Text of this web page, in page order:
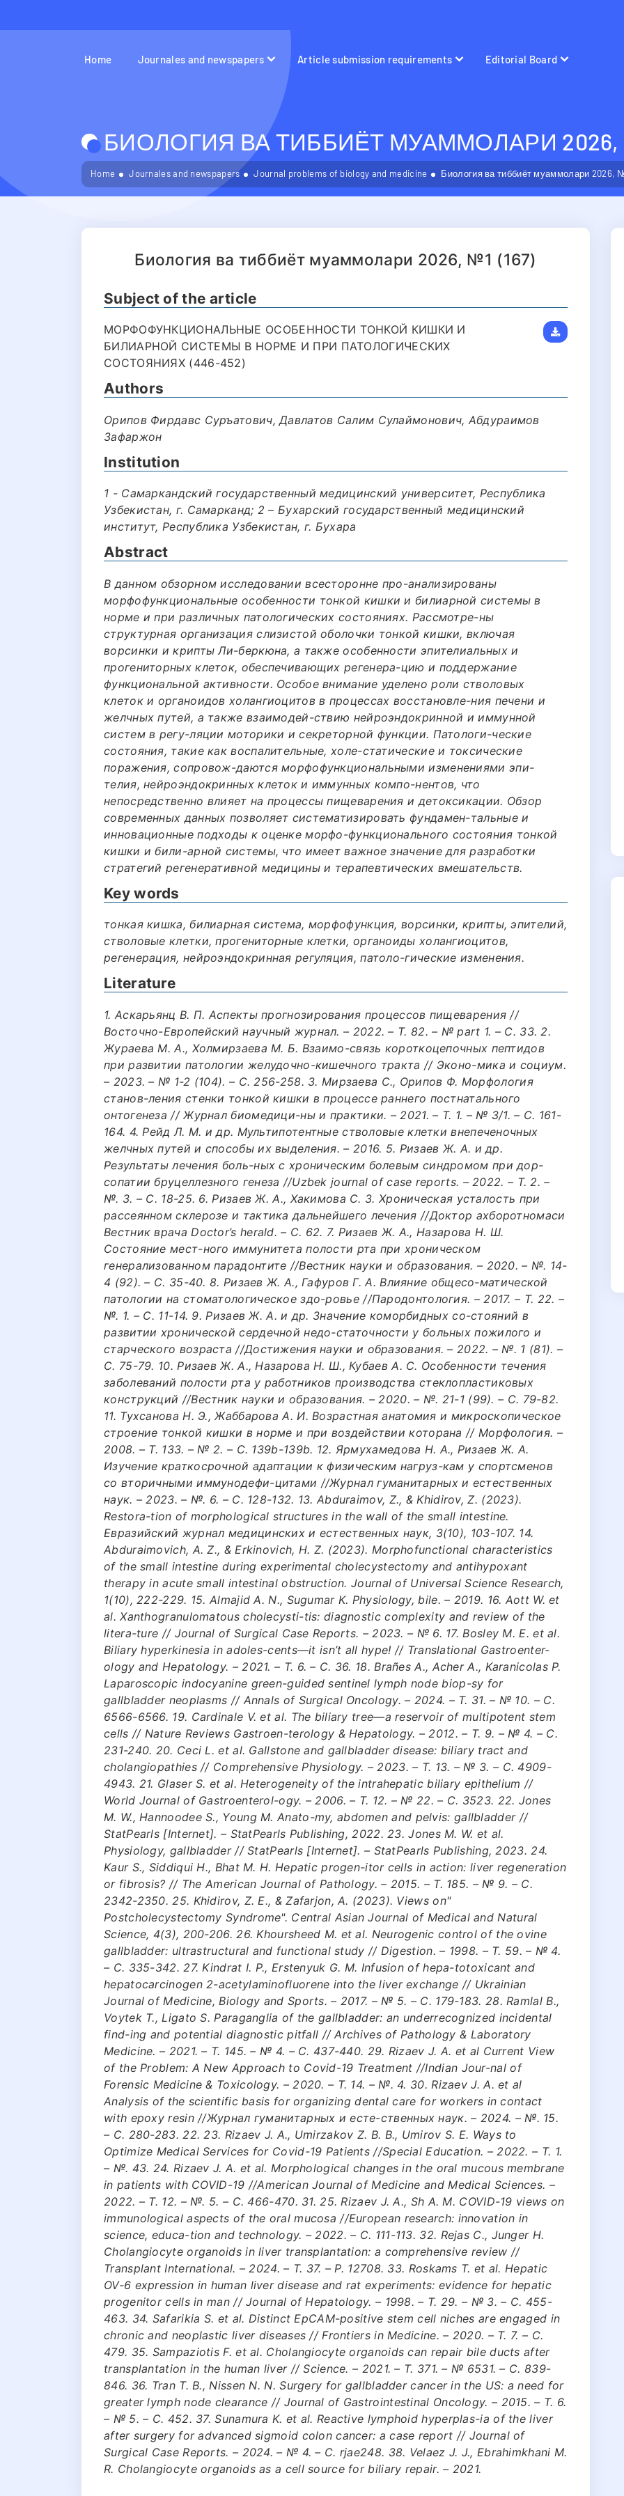
Home Journales and newspapers Article submission requirements Editorial Board
БИОЛОГИЯ ВА ТИББИЁТ МУАММОЛАРИ 2026,
Home Journales and newspapers Journal problems of biology and medicine Биология ва тиббиёт муаммолари 2026,
Биология ва тиббиёт муаммолари 2026, №1 (167)
Subject of the article
МОРФОФУНКЦИОНАЛЬНЫЕ ОСОБЕННОСТИ ТОНКОЙ КИШКИ И
БИЛИАРНОЙ СИСТЕМЫ В НОРМЕ И ПРИ ПАТОЛОГИЧЕСКИХ
СОСТОЯНИЯХ (446-452)
Authors
Орипов Фирдавс Суръатович, Давлатов Салим Сулаймонович, Абдураимов
Зафаржон
Institution
1 - Самаркандский государственный медицинский университет, Республика
Узбекистан, г. Самарканд; 2 – Бухарский государственный медицинский
институт, Республика Узбекистан, г. Бухара
Abstract
В данном обзорном исследовании всесторонне про-анализированы
морфофункциональные особенности тонкой кишки и билиарной системы в
норме и при различных патологических состояниях. Рассмотре-ны
структурная организация слизистой оболочки тонкой кишки, включая
ворсинки и крипты Ли-беркюна, а также особенности эпителиальных и
прогениторных клеток, обеспечивающих регенера-цию и поддержание
функциональной активности. Особое внимание уделено роли стволовых
клеток и органоидов холангиоцитов в процессах восстановле-ния печени и
желчных путей, а также взаимодей-ствию нейроэндокринной и иммунной
систем в регу-ляции моторики и секреторной функции. Патологи-ческие
состояния, такие как воспалительные, холе-статические и токсические
поражения, сопровож-даются морфофункциональными изменениями эпи-
телия, нейроэндокринных клеток и иммунных компо-нентов, что
непосредственно влияет на процессы пищеварения и детоксикации. Обзор
современных данных позволяет систематизировать фундамен-тальные и
инновационные подходы к оценке морфо-функционального состояния тонкой
кишки и били-арной системы, что имеет важное значение для разработки
стратегий регенеративной медицины и терапевтических вмешательств.
Key words
тонкая кишка, билиарная система, морфофункция, ворсинки, крипты, эпителий,
стволовые клетки, прогениторные клетки, органоиды холангиоцитов,
регенерация, нейроэндокринная регуляция, патоло-гические изменения.
Literature
1. Аскарьянц В. П. Аспекты прогнозирования процессов пищеварения //
Восточно-Европейский научный журнал. – 2022. – Т. 82. – № part 1. – С. 33. 2.
Жураева М. А., Холмирзаева М. Б. Взаимо-связь короткоцепочных пептидов
при развитии патологии желудочно-кишечного тракта // Эконо-мика и социум.
– 2023. – № 1-2 (104). – С. 256-258. 3. Мирзаева С., Орипов Ф. Морфология
станов-ления стенки тонкой кишки в процессе раннего постнатального
онтогенеза // Журнал биомедици-ны и практики. – 2021. – Т. 1. – № 3/1. – С. 161-
164. 4. Рейд Л. М. и др. Мультипотентные стволовые клетки внепеченочных
желчных путей и способы их выделения. – 2016. 5. Ризаев Ж. А. и др.
Результаты лечения боль-ных с хроническим болевым синдромом при дор-
сопатии бруцеллезного генеза //Uzbek journal of case reports. – 2022. – Т. 2. –
№. 3. – С. 18-25. 6. Ризаев Ж. А., Хакимова С. З. Хроническая усталость при
рассеянном склерозе и тактика дальнейшего лечения //Доктор ахборотномаси
Вестник врача Doctor’s herald. – С. 62. 7. Ризаев Ж. А., Назарова Н. Ш.
Состояние мест-ного иммунитета полости рта при хроническом
генерализованном парадонтите //Вестник науки и образования. – 2020. – №. 14-
4 (92). – С. 35-40. 8. Ризаев Ж. А., Гафуров Г. А. Влияние общесо-матической
патологии на стоматологическое здо-ровье //Пародонтология. – 2017. – Т. 22. –
№. 1. – С. 11-14. 9. Ризаев Ж. А. и др. Значение коморбидных со-стояний в
развитии хронической сердечной недо-статочности у больных пожилого и
старческого возраста //Достижения науки и образования. – 2022. – №. 1 (81). –
С. 75-79. 10. Ризаев Ж. А., Назарова Н. Ш., Кубаев А. С. Особенности течения
заболеваний полости рта у работников производства стеклопластиковых
конструкций //Вестник науки и образования. – 2020. – №. 21-1 (99). – С. 79-82.
11. Тухсанова Н. Э., Жаббарова А. И. Возрастная анатомия и микроскопическое
строение тонкой кишки в норме и при воздействии которана // Морфология. –
2008. – Т. 133. – № 2. – С. 139b-139b. 12. Ярмухамедова Н. А., Ризаев Ж. А.
Изучение краткосрочной адаптации к физическим нагруз-кам у спортсменов
со вторичными иммунодефи-цитами //Журнал гуманитарных и естественных
наук. – 2023. – №. 6. – С. 128-132. 13. Abduraimov, Z., & Khidirov, Z. (2023).
Restora-tion of morphological structures in the wall of the small intestine.
Евразийский журнал медицинских и естественных наук, 3(10), 103-107. 14.
Abduraimovich, A. Z., & Erkinovich, Н. Z. (2023). Morphofunctional characteristics
of the small intestine during experimental cholecystectomy and antihypoxant
therapy in acute small intestinal obstruction. Journal of Universal Science Research,
1(10), 222-229. 15. Almajid A. N., Sugumar K. Physiology, bile. – 2019. 16. Aott W. et
al. Xanthogranulomatous cholecysti-tis: diagnostic complexity and review of the
litera-ture // Journal of Surgical Case Reports. – 2023. – № 6. 17. Bosley M. E. et al.
Biliary hyperkinesia in adoles-cents—it isn’t all hype! // Translational Gastroenter-
ology and Hepatology. – 2021. – Т. 6. – С. 36. 18. Brañes A., Acher A., Karanicolas P.
Laparoscopic indocyanine green-guided sentinel lymph node biop-sy for
gallbladder neoplasms // Annals of Surgical Oncology. – 2024. – Т. 31. – № 10. – С.
6566-6566. 19. Cardinale V. et al. The biliary tree—a reservoir of multipotent stem
cells // Nature Reviews Gastroen-terology & Hepatology. – 2012. – Т. 9. – № 4. – С.
231-240. 20. Ceci L. et al. Gallstone and gallbladder disease: biliary tract and
cholangiopathies // Comprehensive Physiology. – 2023. – Т. 13. – № 3. – С. 4909-
4943. 21. Glaser S. et al. Heterogeneity of the intrahepatic biliary epithelium //
World Journal of Gastroenterol-ogy. – 2006. – Т. 12. – № 22. – С. 3523. 22. Jones
M. W., Hannoodee S., Young M. Anato-my, abdomen and pelvis: gallbladder //
StatPearls [Internet]. – StatPearls Publishing, 2022. 23. Jones M. W. et al.
Physiology, gallbladder // StatPearls [Internet]. – StatPearls Publishing, 2023. 24.
Kaur S., Siddiqui H., Bhat M. H. Hepatic progen-itor cells in action: liver regeneration
or fibrosis? // The American Journal of Pathology. – 2015. – Т. 185. – № 9. – С.
2342-2350. 25. Khidirov, Z. E., & Zafarjon, A. (2023). Views on"
Postcholecystectomy Syndrome". Central Asian Journal of Medical and Natural
Science, 4(3), 200-206. 26. Khoursheed M. et al. Neurogenic control of the ovine
gallbladder: ultrastructural and functional study // Digestion. – 1998. – Т. 59. – № 4.
– С. 335-342. 27. Kindrat I. P., Erstenyuk G. M. Infusion of hepa-totoxicant and
hepatocarcinogen 2-acetylaminofluorene into the liver exchange // Ukrainian
Journal of Medicine, Biology and Sports. – 2017. – № 5. – С. 179-183. 28. Ramlal B.,
Voytek T., Ligato S. Paraganglia of the gallbladder: an underrecognized incidental
find-ing and potential diagnostic pitfall // Archives of Pathology & Laboratory
Medicine. – 2021. – Т. 145. – № 4. – С. 437-440. 29. Rizaev J. A. et al Current View
of the Problem: A New Approach to Covid-19 Treatment //Indian Jour-nal of
Forensic Medicine & Toxicology. – 2020. – Т. 14. – №. 4. 30. Rizaev J. A. et al
Analysis of the scientific basis for organizing dental care for workers in contact
with epoxy resin //Журнал гуманитарных и есте-ственных наук. – 2024. – №. 15.
– С. 280-283. 22. 23. Rizaev J. A., Umirzakov Z. B. B., Umirov S. E. Ways to
Optimize Medical Services for Covid-19 Patients //Special Education. – 2022. – Т. 1.
– №. 43. 24. Rizaev J. A. et al. Morphological changes in the oral mucous membrane
in patients with COVID-19 //American Journal of Medicine and Medical Sciences. –
2022. – Т. 12. – №. 5. – С. 466-470. 31. 25. Rizaev J. A., Sh A. M. COVID-19 views on
immunological aspects of the oral mucosa //European research: innovation in
science, educa-tion and technology. – 2022. – С. 111-113. 32. Rejas C., Junger H.
Cholangiocyte organoids in liver transplantation: a comprehensive review //
Transplant International. – 2024. – Т. 37. – P. 12708. 33. Roskams T. et al. Hepatic
OV-6 expression in human liver disease and rat experiments: evidence for hepatic
progenitor cells in man // Journal of Hepatology. – 1998. – Т. 29. – № 3. – С. 455-
463. 34. Safarikia S. et al. Distinct EpCAM-positive stem cell niches are engaged in
chronic and neoplastic liver diseases // Frontiers in Medicine. – 2020. – Т. 7. – С.
479. 35. Sampaziotis F. et al. Cholangiocyte organoids can repair bile ducts after
transplantation in the human liver // Science. – 2021. – Т. 371. – № 6531. – С. 839-
846. 36. Tran T. B., Nissen N. N. Surgery for gallbladder cancer in the US: a need for
greater lymph node clearance // Journal of Gastrointestinal Oncology. – 2015. – Т. 6.
– № 5. – С. 452. 37. Sunamura K. et al. Reactive lymphoid hyperplas-ia of the liver
after surgery for advanced sigmoid colon cancer: a case report // Journal of
Surgical Case Reports. – 2024. – № 4. – С. rjae248. 38. Velaez J. J., Ebrahimkhani M.
R. Cholangiocyte organoids as a cell source for biliary repair. – 2021.